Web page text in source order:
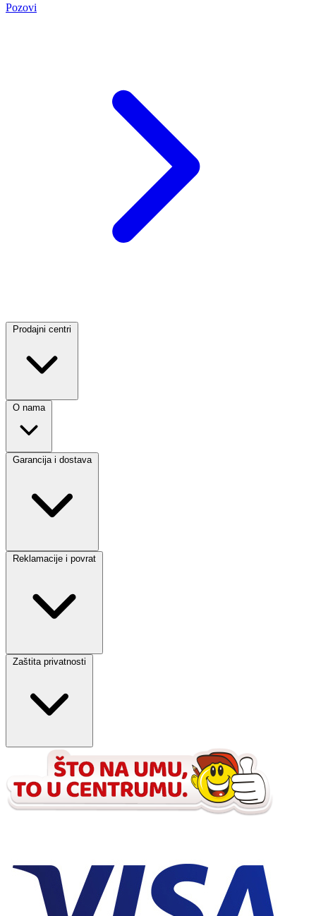
Pozovi
Prodajni centri
O nama
Garancija i dostava
Reklamacije i povrat
Zaštita privatnosti